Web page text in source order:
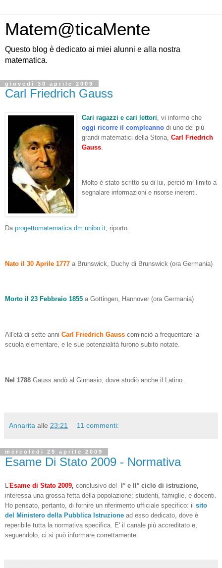
Matem@ticaMente
Questo blog è dedicato ai miei alunni e alla nostra
matematica.
giovedì 30 aprile 2009
Carl Friedrich Gauss
Cari ragazzi e cari lettori , vi informo che
oggi ricorre il compleanno di uno dei più
grandi matematici della Storia, Carl Friedrich
Gauss
Molto è stato scritto su di lui, perciò mi limito a
segnalare informazioni e risorse inerenti.
Da progettomatematica.dm.unibo.it, riporto:
Nato il 30 Aprile 1777 a Brunswick, Duchy di Brunswick (ora Germania)
Morto il 23 Febbraio 1855 a Gottingen, Hannover (ora Germania)
All'età di sette anni Carl Friedrich Gauss cominciò a frequentare la
scuola elementare, e le sue potenzialità furono subito notate.
Nel 1788 Gauss andò al Ginnasio, dove studiò anche il Latino.
Annarita alle 23:21 11 commenti:
mercoledì 29 aprile 2009
Esame Di Stato 2009 - Normativa
L'Esame di Stato 2009, conclusivo del
I° e II° ciclo di istruzione,
interessa una grossa fetta della popolazione: studenti, famiglie, e docenti.
Ho pensato, pertanto, di fornire un riferimento ufficiale specifico: il sito
del Ministero della Pubblica Istruzione ad esso dedicato, dove è
reperibile tutta la normativa specifica. E' il canale più accreditato e,
seguendolo, ci si può informare correttamente.